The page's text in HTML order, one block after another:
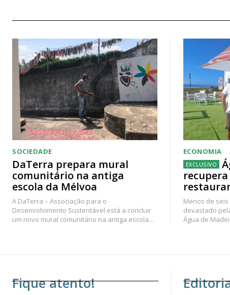
SOCIEDADE
DaTerra prepara mural
comunitário na antiga
escola da Mélvoa
A DaTerra – Associação para o
Desenvolvimento Sustentável está a concluir
um novo mural comunitário na antiga escola...
ECONOMIA
Menos de
devastado
Água de
Fique atento!